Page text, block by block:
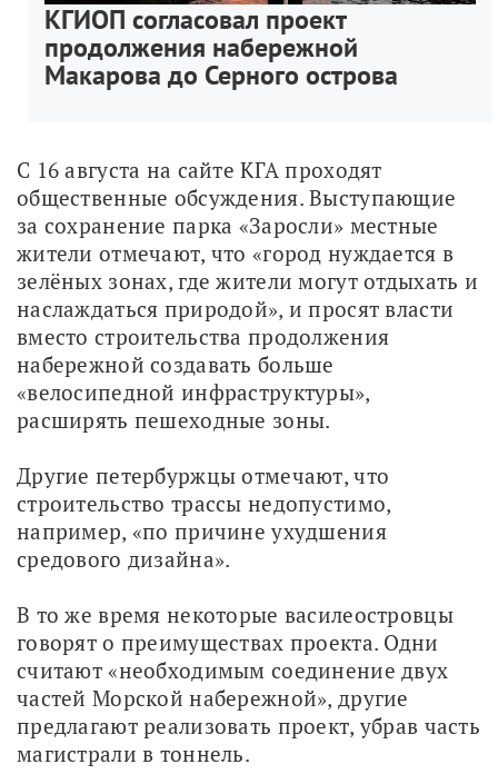
КГИОП согласовал проект
продолжения набережной
Макарова до Серного острова
С 16 августа на сайте КГА проходят
общественные обсуждения. Выступающие
за сохранение парка «Заросли» местные
жители отмечают, что «город нуждается в
зелёных зонах, где жители могут отдыхать и
наслаждаться природой», и просят власти
вместо строительства продолжения
набережной создавать больше
«велосипедной инфраструктуры»,
расширять пешеходные зоны.
Другие петербуржцы отмечают, что
строительство трассы недопустимо,
например, «по причине ухудшения
средового дизайна».
В то же время некоторые василеостровцы
говорят о преимуществах проекта. Одни
считают «необходимым соединение двух
частей Морской набережной», другие
предлагают реализовать проект, убрав часть
магистрали в тоннель.